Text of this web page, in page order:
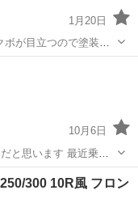
1月20日
ボが目立つので塗装ベ
10月6日
と思います 最近乗っ
た 欲しい方値段次第で
300 10R風 フロン